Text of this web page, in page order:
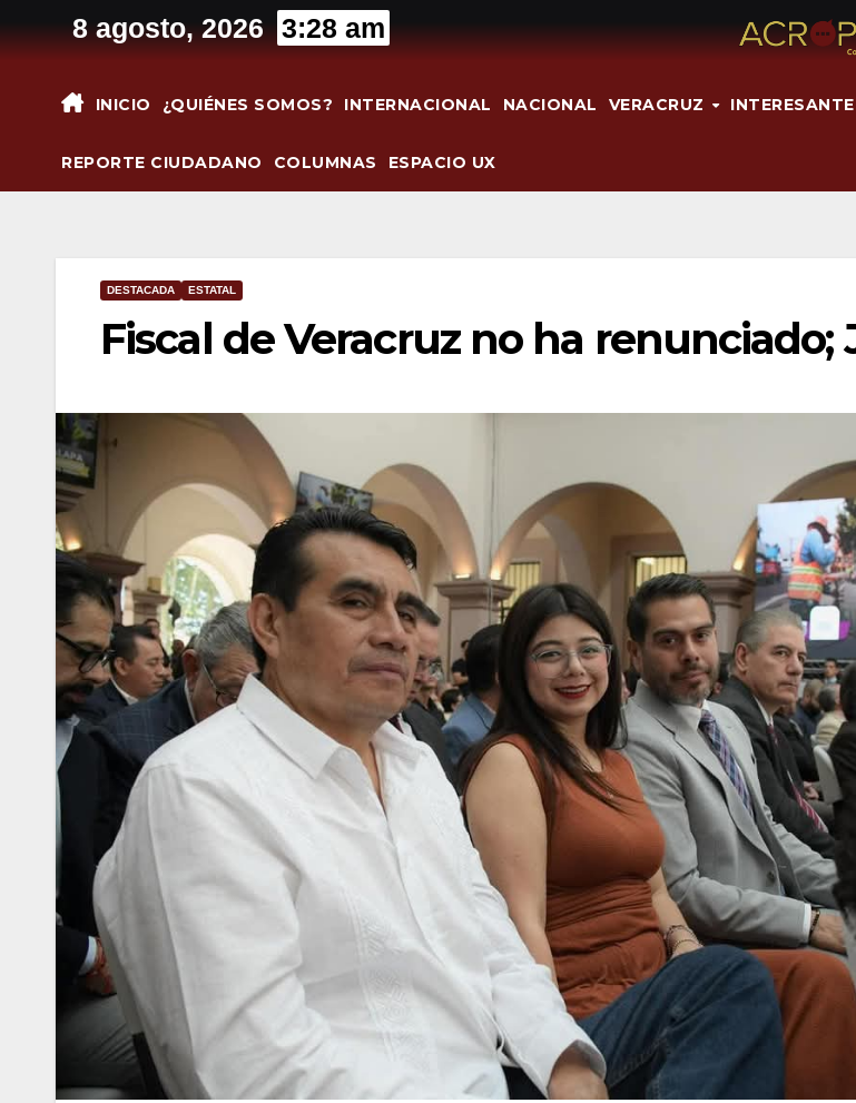
al
8 agosto, 2026 3:28 am
INICIO ¿QUIÉNES SOMOS? INTERNACIONAL NACIONAL VERACRUZ INTERESANTE
REPORTE CIUDADANO COLUMNAS ESPACIO UX
DESTACADA ESTATAL
Fiscal de Veracruz no ha renunciado;